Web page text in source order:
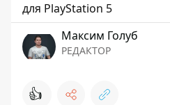
для PlayStation 5
Максим Голуб
РЕДАКТОР
👍